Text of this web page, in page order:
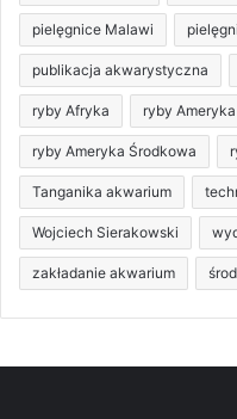
pielęgnice Malawi
publikacja akwarystyczna
ryby Afryka ryby
ryby Ameryka Środkowa
Tanganika akwarium
Wojciech Sierakowski
zakładanie akwarium